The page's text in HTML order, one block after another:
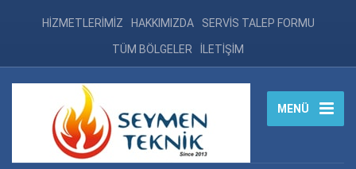
HİZMETLERİMİZ HAKKIMIZDA SERVİS TALEP FORMU
TÜM BÖLGELER İLETİŞİM
MENÜ